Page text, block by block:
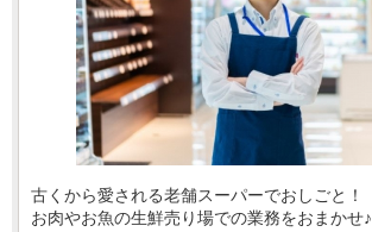
古くから愛される老舗スーパーでおしごと！
お肉やお魚の生鮮売り場での業務をおまかせ♪